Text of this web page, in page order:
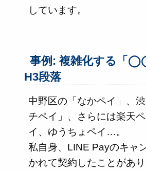
しています。
事例: 複雑化する「
H3段落
中野区の「なかペイ」、
チペイ」、さらには楽天
イ、ゆうちょペイ…。
私自身、LINE Payのキャ
かれて契約したことがあ